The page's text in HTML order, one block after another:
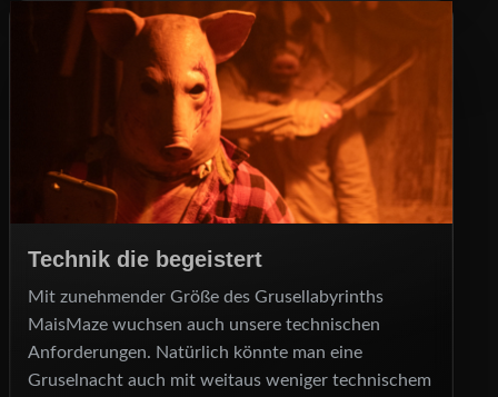
Technik die begeistert
Mit zunehmender Größe des Grusellabyrinths
MaisMaze wuchsen auch unsere technischen
Anforderungen. Natürlich könnte man eine
Gruselnacht auch mit weitaus weniger technischem